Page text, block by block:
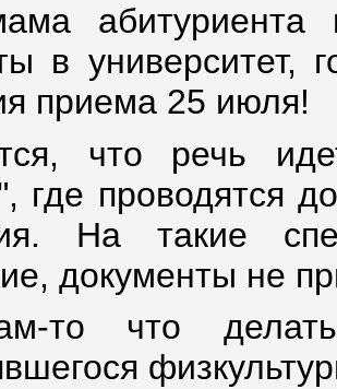
в университет,
приема 25 июля!
что речь
где проводятся
На такие
документы не
что